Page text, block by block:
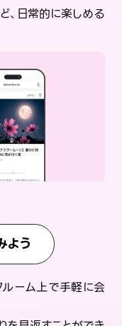
、日常的に楽しめる
よう
ルーム上で手軽に会